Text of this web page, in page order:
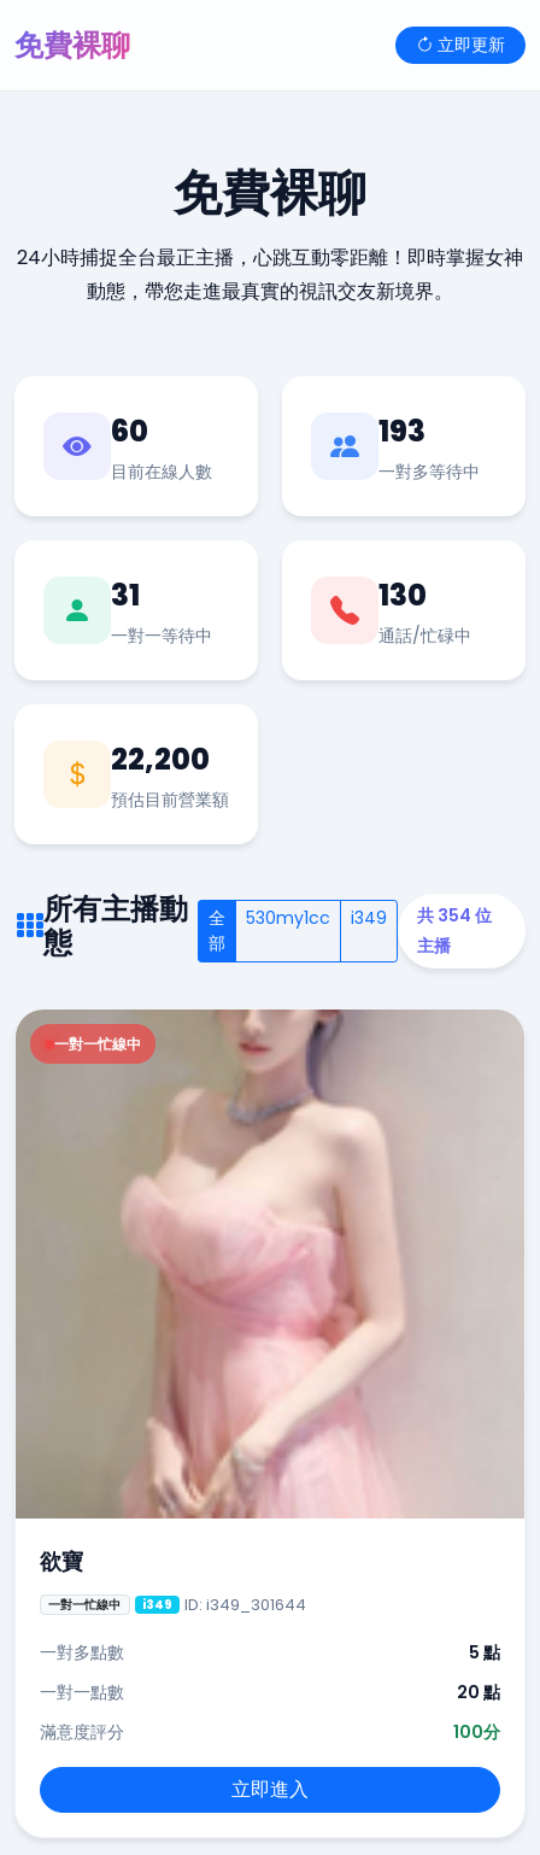
免費裸聊 立即更新
免費裸聊
24小時捕捉全台最正主播，心跳互動零距離！即時掌握女神
動態，帶您走進最真實的視訊交友新境界。
60
目前在線人數
193
一對多等待中
31
一對一等待中
130
通話/忙碌中
22,200
預估目前營業額
所有主播動
態
全
部
530my1cc i349
共 354 位
主播
一對一忙線中
欲寶
一對一忙線中 i349 ID: i349_301644
一對多點數
5 點
一對一點數
20 點
滿意度評分
100分
立即進入